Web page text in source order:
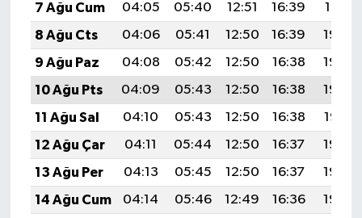
7 Ağu Cum
04:05 05:40 12:51 16:39
19:51
8 Ağu Cts
04:06 05:41 12:50 16:39
19:50
9 Ağu Paz
04:08 05:42 12:50 16:38
19:49
10 Ağu Pts
04:09 05:43 12:50 16:38
19:48
11 Ağu Sal
04:10 05:43 12:50 16:38
19:47
12 Ağu Çar
04:11 05:44 12:50 16:37
19:45
13 Ağu Per
04:13 05:45 12:50 16:37
19:44
14 Ağu Cum
04:14 05:46 12:49 16:36
19:43